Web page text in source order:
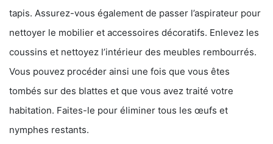
tapis. Assurez-vous également de passer l’aspirateur pour
nettoyer le mobilier et accessoires décoratifs. Enlevez les
coussins et nettoyez l’intérieur des meubles rembourrés.
Vous pouvez procéder ainsi une fois que vous êtes
tombés sur des blattes et que vous avez traité votre
habitation. Faites-le pour éliminer tous les œufs et
nymphes restants.